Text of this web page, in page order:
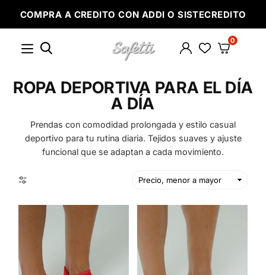
directamente
al
COMPRA A CREDITO CON ADDI O SISTECREDITO
0
ROPA DEPORTIVA PARA EL DÍA
A DÍA
Prendas con comodidad prolongada y estilo casual
deportivo para tu rutina diaria. Tejidos suaves y ajuste
funcional que se adaptan a cada movimiento.